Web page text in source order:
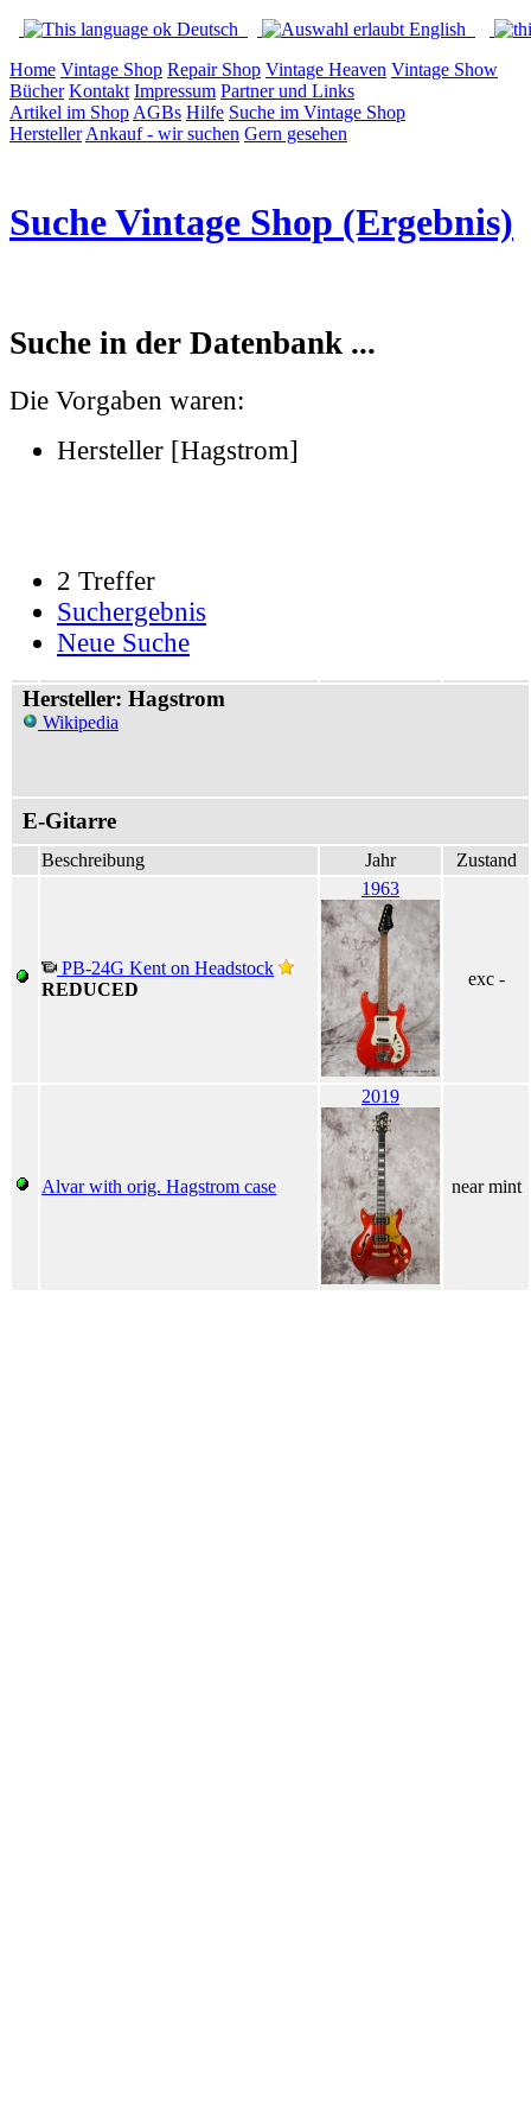
Deutsch
English
Home Vintage Shop Repair Shop Vintage Heaven Vintage Show
Bücher Kontakt Impressum Partner und Links
Artikel im Shop AGBs Hilfe Suche im Vintage Shop
Hersteller Ankauf - wir suchen Gern gesehen
Suche Vintage Shop (Ergebnis)
Suche in der Datenbank ...
Die Vorgaben waren:
Hersteller [Hagstrom]
2 Treffer
Suchergebnis
Neue Suche
Hersteller: Hagstrom
Wikipedia
E-Gitarre
Beschreibung Jahr Zustand
PB-24G Kent on Headstock
REDUCED
1963
exc -
Alvar with orig. Hagstrom case
2019
near mint